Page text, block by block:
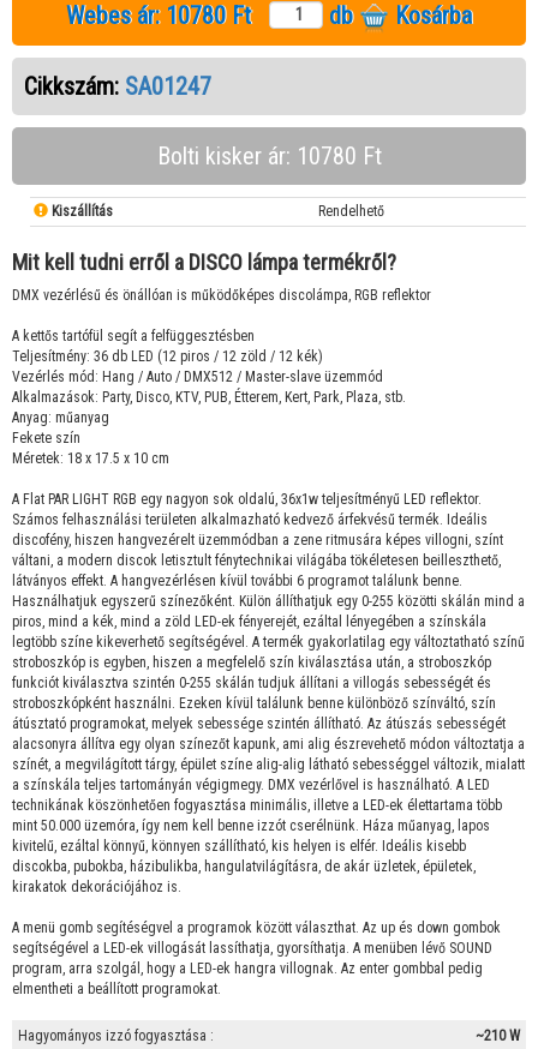
Webes ár: 10780 Ft db Kosárba
Cikkszám: SA01247
Bolti kisker ár: 10780 Ft
Kiszállítás Rendelhető
Mit kell tudni erről a DISCO lámpa termékről?
DMX vezérlésű és önállóan is működőképes discolámpa, RGB reflektor
A kettős tartófül segít a felfüggesztésben
Teljesítmény: 36 db LED (12 piros / 12 zöld / 12 kék)
Vezérlés mód: Hang / Auto / DMX512 / Master-slave üzemmód
Alkalmazások: Party, Disco, KTV, PUB, Étterem, Kert, Park, Plaza, stb.
Anyag: műanyag
Fekete szín
Méretek: 18 x 17.5 x 10 cm
A Flat PAR LIGHT RGB egy nagyon sok oldalú, 36x1w teljesítményű LED reflektor.
Számos felhasználási területen alkalmazható kedvező árfekvésű termék. Ideális
discofény, hiszen hangvezérelt üzemmódban a zene ritmusára képes villogni, színt
váltani, a modern discok letisztult fénytechnikai világába tökéletesen beilleszthető,
látványos effekt. A hangvezérlésen kívül további 6 programot találunk benne.
Használhatjuk egyszerű színezőként. Külön állíthatjuk egy 0-255 közötti skálán mind a
piros, mind a kék, mind a zöld LED-ek fényerejét, ezáltal lényegében a színskála
legtöbb színe kikeverhető segítségével. A termék gyakorlatilag egy változtatható színű
stroboszkóp is egyben, hiszen a megfelelő szín kiválasztása után, a stroboszkóp
funkciót kiválasztva szintén 0-255 skálán tudjuk állítani a villogás sebességét és
stroboszkópként használni. Ezeken kívül találunk benne különböző színváltó, szín
átúsztató programokat, melyek sebessége szintén állítható. Az átúszás sebességét
alacsonyra állítva egy olyan színezőt kapunk, ami alig észrevehető módon változtatja a
színét, a megvilágított tárgy, épület színe alig-alig látható sebességgel változik, mialatt
a színskála teljes tartományán végigmegy. DMX vezérlővel is használható. A LED
technikának köszönhetően fogyasztása minimális, illetve a LED-ek élettartama több
mint 50.000 üzemóra, így nem kell benne izzót cserélnünk. Háza műanyag, lapos
kivitelű, ezáltal könnyű, könnyen szállítható, kis helyen is elfér. Ideális kisebb
discokba, pubokba, házibulikba, hangulatvilágításra, de akár üzletek, épületek,
kirakatok dekorációjához is.
A menü gomb segítéségvel a programok között választhat. Az up és down gombok
segítségével a LED-ek villogását lassíthatja, gyorsíthatja. A menüben lévő SOUND
program, arra szolgál, hogy a LED-ek hangra villognak. Az enter gombbal pedig
elmentheti a beállított programokat.
Hagyományos izzó fogyasztása :
~210 W